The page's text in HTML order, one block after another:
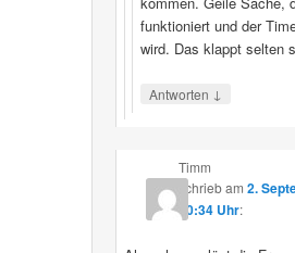
funktioniert und der
wird. Das klappt selten
Antworten ↓
Timm
schriebam 2.
10:34 Uhr: